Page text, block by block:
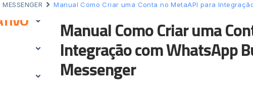
MESSENGER Manual Como Criar uma Conta no MetaAPI para
Manual Como Criar uma
Integração com WhatsApp
Messenger